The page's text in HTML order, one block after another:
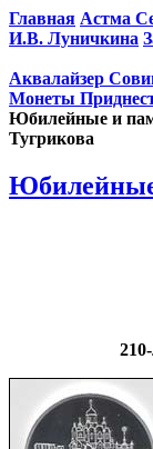
Главная Астма
И.В. Луничкина
Аквалайзер
Монеты
Юбилейные и
Тугрикова